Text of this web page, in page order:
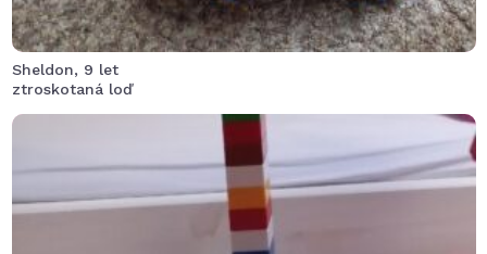
Sheldon, 9 let
ztroskotaná loď